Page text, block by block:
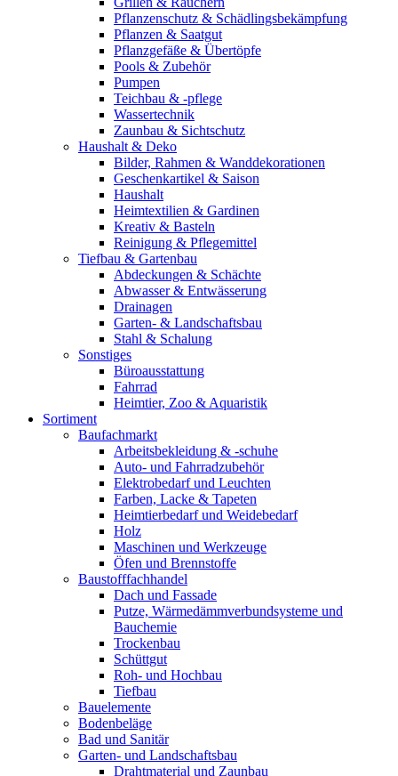
Pflanzenschutz & Schädlingsbekämpfung
Pflanzen & Saatgut
Pflanzgefäße & Übertöpfe
Pools & Zubehör
Pumpen
Teichbau & -pflege
Wassertechnik
Zaunbau & Sichtschutz
Haushalt & Deko
Bilder, Rahmen & Wanddekorationen
Geschenkartikel & Saison
Haushalt
Heimtextilien & Gardinen
Kreativ & Basteln
Reinigung & Pflegemittel
Tiefbau & Gartenbau
Abdeckungen & Schächte
Abwasser & Entwässerung
Drainagen
Garten- & Landschaftsbau
Stahl & Schalung
Sonstiges
Büroausstattung
Fahrrad
Heimtier, Zoo & Aquaristik
Sortiment
Baufachmarkt
Arbeitsbekleidung & -schuhe
Auto- und Fahrradzubehör
Elektrobedarf und Leuchten
Farben, Lacke & Tapeten
Heimtierbedarf und Weidebedarf
Holz
Maschinen und Werkzeuge
Öfen und Brennstoffe
Baustofffachhandel
Dach und Fassade
Putze, Wärmedämmverbundsysteme und
Bauchemie
Trockenbau
Schüttgut
Roh- und Hochbau
Tiefbau
Bauelemente
Bodenbeläge
Bad und Sanitär
Garten- und Landschaftsbau
Drahtmaterial und Zaunbau